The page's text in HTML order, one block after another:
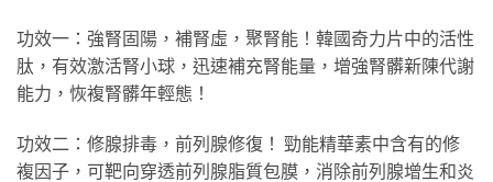
功效一：強腎固陽，補腎虛，聚腎能！韓國奇力片中的活性
肽，有效激活腎小球，迅速補充腎能量，增強腎髒新陳代謝
能力，恢複腎髒年輕態！
功效二：修腺排毒，前列腺修復！ 勁能精華素中含有的修
複因子，可靶向穿透前列腺脂質包膜，消除前列腺增生和炎